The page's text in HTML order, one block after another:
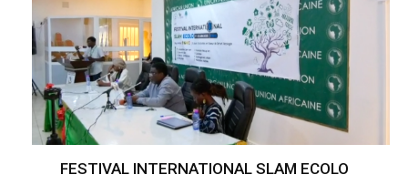
FESTIVAL INTERNATIONAL SLAM ECOLO